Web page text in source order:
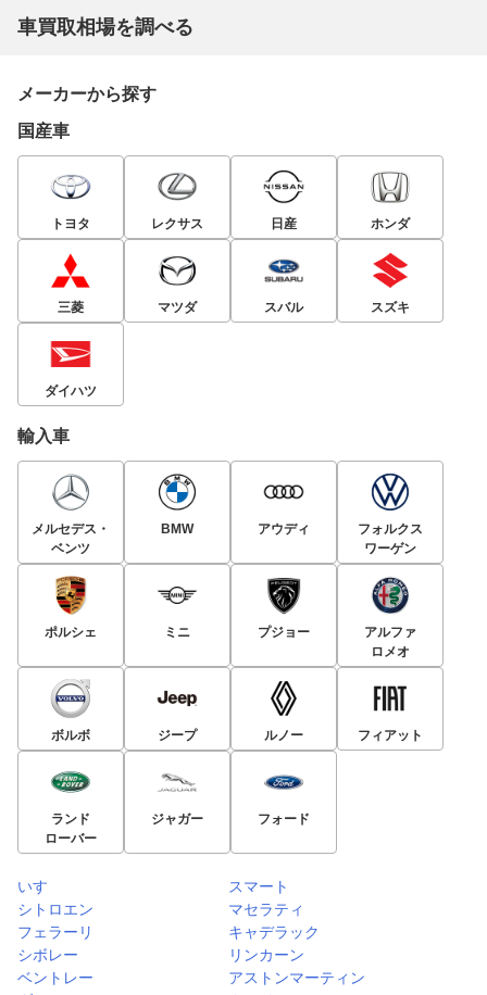
車買取相場を調べる
メーカーから探す
国産車
トヨタ レクサス 日産 ホンダ
三菱 マツダ スバル スズキ
ダイハツ
輸入車
メルセデス・
ベンツ
BMW アウディ
フォルクス
ワーゲン
ポルシェ ミニ プジョー
アルファ
ロメオ
ボルボ ジープ ルノー フィアット
ランド
ローバー
ジャガー フォード
いすゞ
スマート
シトロエン
マセラティ
フェラーリ
キャデラック
シボレー
リンカーン
ベントレー
アストンマーティン